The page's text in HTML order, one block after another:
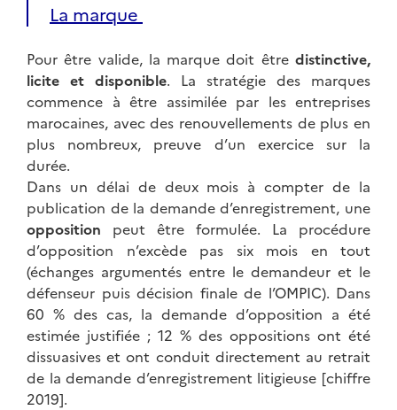
La marque
Pour être valide, la marque doit être distinctive,
licite et disponible. La stratégie des marques
commence à être assimilée par les entreprises
marocaines, avec des renouvellements de plus en
plus nombreux, preuve d’un exercice sur la
durée.
Dans un délai de deux mois à compter de la
publication de la demande d’enregistrement, une
opposition peut être formulée. La procédure
d’opposition n’excède pas six mois en tout
(échanges argumentés entre le demandeur et le
défenseur puis décision finale de l’OMPIC). Dans
60 % des cas, la demande d’opposition a été
estimée justifiée ; 12 % des oppositions ont été
dissuasives et ont conduit directement au retrait
de la demande d’enregistrement litigieuse [chiffre
2019].